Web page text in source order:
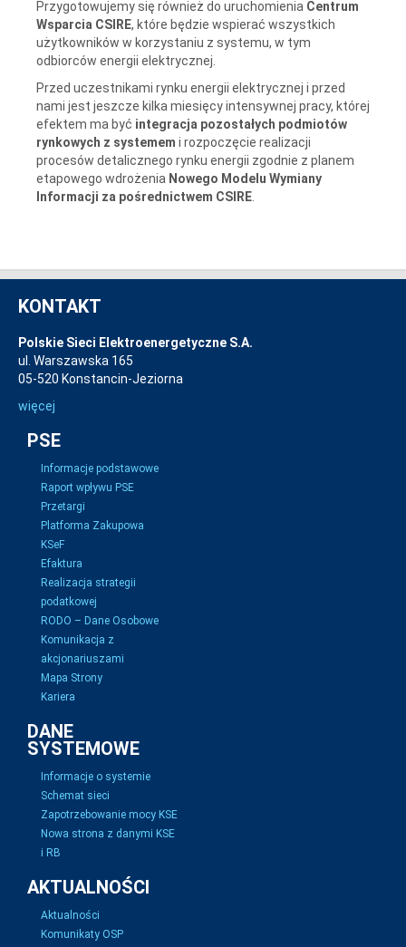
Przygotowujemy się również do uruchomienia Centrum
Wsparcia CSIRE, które będzie wspierać wszystkich
użytkowników w korzystaniu z systemu, w tym
odbiorców energii elektrycznej.
Przed uczestnikami rynku energii elektrycznej i przed
nami jest jeszcze kilka miesięcy intensywnej pracy, której
efektem ma być integracja pozostałych podmiotów
rynkowych z systemem i rozpoczęcie realizacji
procesów detalicznego rynku energii zgodnie z planem
etapowego wdrożenia Nowego Modelu Wymiany
Informacji za pośrednictwem CSIRE
KONTAKT
Polskie Sieci Elektroenergetyczne S.A.
ul. Warszawska 165
05-520 Konstancin-Jeziorna
więcej
PSE
Informacje podstawowe
Raport wpływu PSE
Przetargi
Platforma Zakupowa
KSeF
Efaktura
Realizacja strategii
podatkowej
RODO – Dane Osobowe
Komunikacja z
akcjonariuszami
Mapa Strony
Kariera
DANE
SYSTEMOWE
Informacje o systemie
Schemat sieci
Zapotrzebowanie mocy KSE
Nowa strona z danymi KSE
i RB
AKTUALNOŚCI
Aktualności
Komunikaty OSP